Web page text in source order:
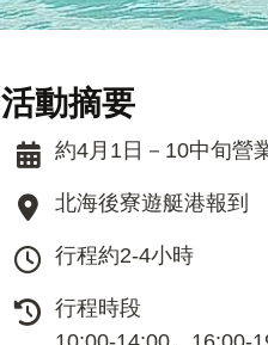
活動摘要
約4月1日－10中旬營
北海後寮遊艇港報到
行程約2-4小時
行程時段